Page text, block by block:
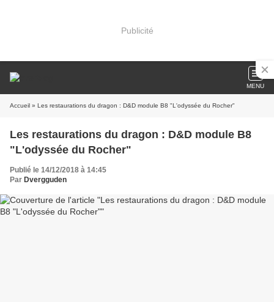
Publicité
MENU
Accueil » Les restaurations du dragon : D&D module B8 "L'odyssée du Rocher"
Les restaurations du dragon : D&D module B8
"L'odyssée du Rocher"
Publié le 14/12/2018 à 14:45
Par Dvergguden